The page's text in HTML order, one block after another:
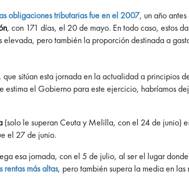
obligaciones tributarias fue en el 2007, un año
, con 171 días, el 20 de mayo. En todo caso, estos
elevada, pero también la proporción destinada a
sitúan esta jornada en la actualidad a principios
estima el Gobierno para este ejercicio, habríamos
(solo le superan Ceuta y Melilla, con el 24 de junio)
el 27 de junio.
esa jornada, con el 5 de julio, al ser el lugar
rentas más altas, pero también supera la media en las